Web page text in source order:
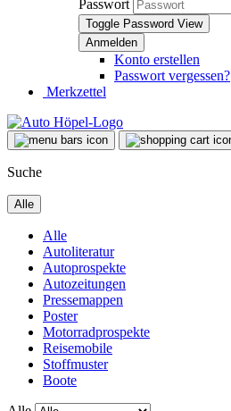
Passwort
Toggle Password View
Konto erstellen
Passwort vergessen?
Merkzettel
Suche
Alle
Alle
Autoliteratur
Autoprospekte
Autozeitungen
Pressemappen
Poster
Motorradprospekte
Reisemobile
Stoffmuster
Boote